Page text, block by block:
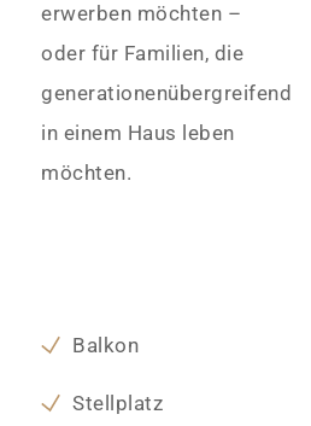
erwerben möchten –
oder für Familien, die
generationenübergreifend
in einem Haus leben
möchten.
Balkon
Stellplatz